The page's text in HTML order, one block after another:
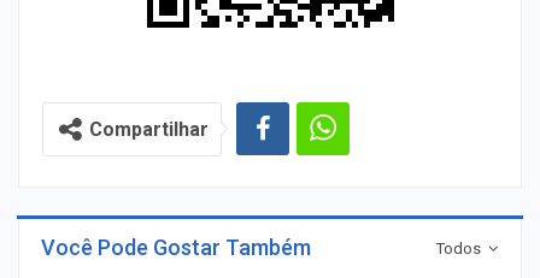
Compartilhar
Todos
Você Pode Gostar Também